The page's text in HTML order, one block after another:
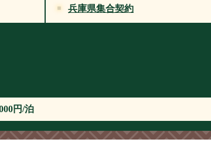
兵庫県集合契約
円/泊